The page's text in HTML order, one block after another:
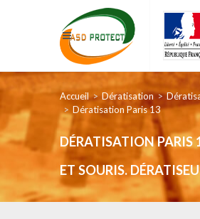
Accueil Dératisation
Dératisation Paris 13
DÉRATISATION PARIS
ET SOURIS.